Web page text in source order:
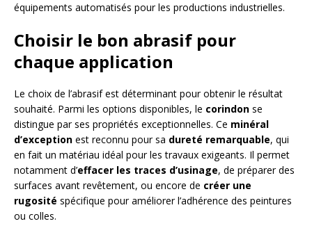
équipements automatisés pour les productions industrielles.
Choisir le bon abrasif pour
chaque application
Le choix de l’abrasif est déterminant pour obtenir le résultat
souhaité. Parmi les options disponibles, le corindon se
distingue par ses propriétés exceptionnelles. Ce minéral
d’exception est reconnu pour sa dureté remarquable, qui
en fait un matériau idéal pour les travaux exigeants. Il permet
notamment d’effacer les traces d’usinage, de préparer des
surfaces avant revêtement, ou encore de créer une
rugosité spécifique pour améliorer l’adhérence des peintures
ou colles.